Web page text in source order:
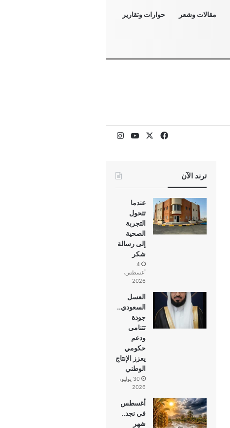
مقالات وشعر حوارات وتقارير
فيسبوك ‫YouTubeانستقرام
ترند الآن
عندما
تتحول
التجربة
الصحية
إلى رسالة
شكر
4
أغسطس،
2026
العسل
السعودي..
جودة
تتنامى
ودعم
حكومي
يعزز الإنتاج
الوطني
30 يوليو،
2026
أغسطس
في نجد..
شهر